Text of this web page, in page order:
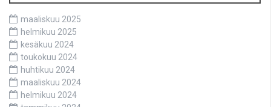
maaliskuu 2025
helmikuu 2025
kesäkuu 2024
toukokuu 2024
huhtikuu 2024
maaliskuu 2024
helmikuu 2024